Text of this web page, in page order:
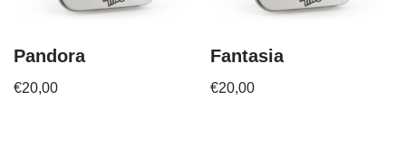
Pandora
€20,00
Fantasia
€20,00